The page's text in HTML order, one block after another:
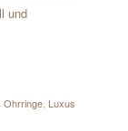
und
Ohrringe, Luxus